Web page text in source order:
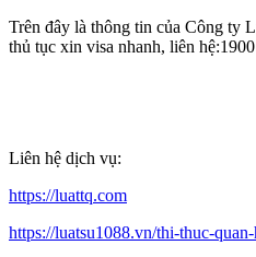
Trên đây là thông tin của Công ty
thủ tục xin visa nhanh, liên
Liên hệ dịch vụ:
https://luattq.com
https://luatsu1088.vn/thi-thuc-